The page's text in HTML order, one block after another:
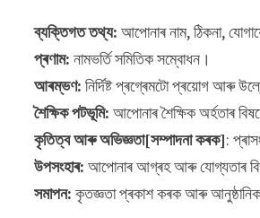
ব্যক্তিগত তথ্য: আপোনাৰ নাম, ঠিকনা,
প্ৰণাম: নামভৰ্তি সমিতিক সম্বোধন।
আৰম্ভণ:নিৰ্দিষ্ট প্ৰগ্ৰেমটো প্ৰয়োগ আৰু
শৈক্ষিক পটভূমি: আপোনাৰ শৈক্ষিক অৰ্হতাৰ
কৃতিত্ব আৰু অভিজ্ঞতা[সম্পাদনা কৰক]:
উপসংহাৰ:আপোনাৰ আগ্ৰহ আৰু যোগ্যতাৰ
সমাপন: কৃতজ্ঞতা প্ৰকাশ কৰক আৰু